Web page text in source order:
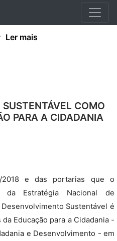
Ler mais
COMO
PARA A CIDADANIA
e das portarias que o
da Estratégia Nacional de
Sustentável é
Educação para a Cidadania -
e Desenvolvimento - em